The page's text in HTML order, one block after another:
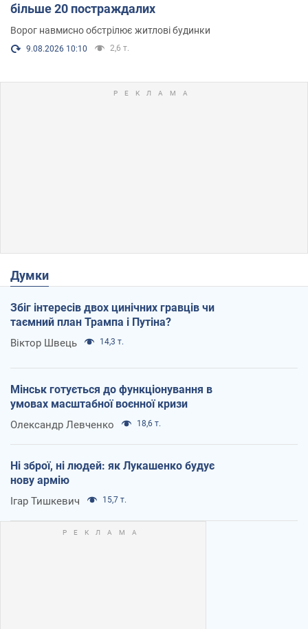
більше 20 постраждалих
Ворог навмисно обстрілює житлові будинки
9.08.2026 10:10 2,6 т.
Думки
Збіг інтересів двох цинічних гравців чи
таємний план Трампа і Путіна?
Віктор Швець 14,3 т.
Мінськ готується до функціонування в
умовах масштабної воєнної кризи
Олександр Левченко 18,6 т.
Ні зброї, ні людей: як Лукашенко будує
нову армію
Ігар Тишкевич 15,7 т.